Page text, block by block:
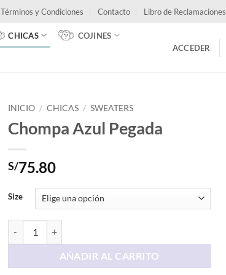
Términos y Condiciones Contacto Libro de Reclamaciones
CHICAS COJINES
ACCEDER
INICIO / CHICAS / SWEATERS
Chompa Azul Pegada
S/75.80
Size
AÑADIR AL CARRITO